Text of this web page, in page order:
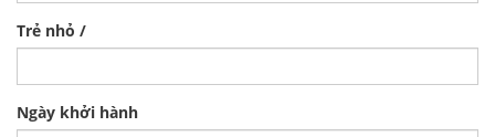
Trẻ nhỏ /
Ngày khởi hành